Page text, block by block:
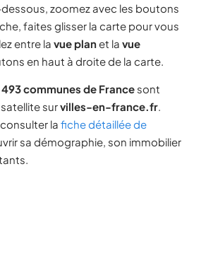
zoomez avec les boutons
faites glisser la carte pour vous
entre la vue planet la vue
en haut à droite de la carte.
communes de France sont
survilles-en-france.fr.
la fiche détaillée de
sa démographie, son immobilier